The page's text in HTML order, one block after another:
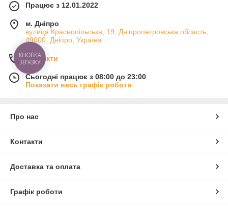
Працює з 12.01.2022
м. Дніпро
вулиця Краснопільська, 19, Дніпропетровська область,
49000, Дніпро, Україна
Контакти
Сьогодні працює з 08:00 до 23:00
Показати весь графік роботи
Про нас
Контакти
Доставка та оплата
Графік роботи
КНОПКА
ЗВ'ЯЗКУ